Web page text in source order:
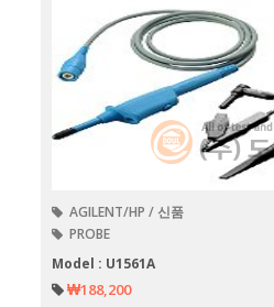
AGILENT/HP / 신품
PROBE
Model : U1561A
₩188,200